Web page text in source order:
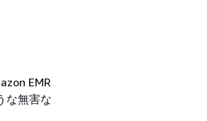
EMR
な無害な